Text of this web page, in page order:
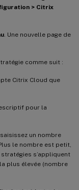
> Citrix
. Une nouvelle page de
comme suit :
Citrix Cloud que
pour la
saisissez un nombre
le nombre est petit,
s’appliquent
plus élevée (nombre